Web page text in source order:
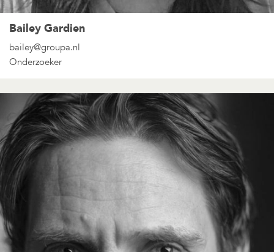
Bailey Gardien
bailey@groupa.nl
Onderzoeker